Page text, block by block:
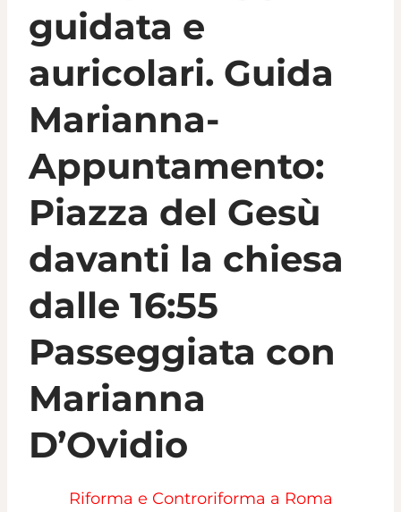
guidata e
auricolari. Guida
Marianna-
Appuntamento:
Piazza del Gesù
davanti la chiesa
dalle 16:55
Passeggiata con
Marianna
D’Ovidio
Riforma e Controriforma a Roma